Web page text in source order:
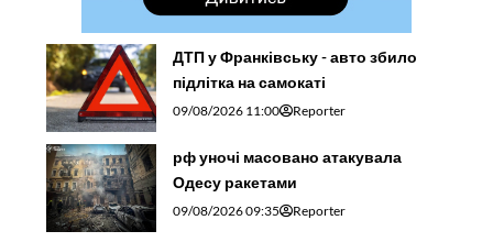
ДТП у Франківську - авто збило
підлітка на самокаті
09/08/2026 11:00 Reporter
рф уночі масовано атакувала
Одесу ракетами
09/08/2026 09:35 Reporter